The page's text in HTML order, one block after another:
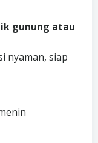
gunung atau
nyaman, siap